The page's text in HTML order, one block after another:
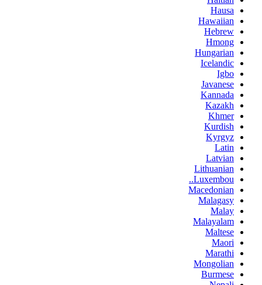
Hausa
Hawaiian
Hebrew
Hmong
Hungarian
Icelandic
Igbo
Javanese
Kannada
Kazakh
Khmer
Kurdish
Kyrgyz
Latin
Latvian
Lithuanian
Luxembou..
Macedonian
Malagasy
Malay
Malayalam
Maltese
Maori
Marathi
Mongolian
Burmese